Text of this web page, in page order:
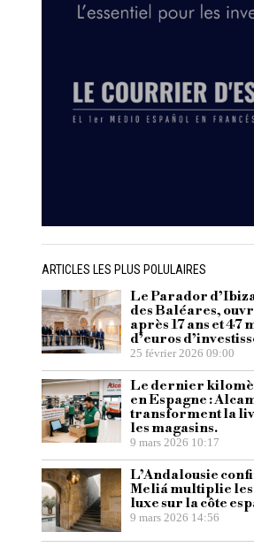
ARTICLES LES PLUS POLULAIRES
Le Parador
des Baléares,
après 17 ans et 47
d’euros
25 février 2026 09:00
Le dernier
en Espagne :
transforment la
les magasins.
9 mars 2026 10:17
L’Andalousie
Meliá multiplie
luxe sur la côte
9 mars 2026 14:56